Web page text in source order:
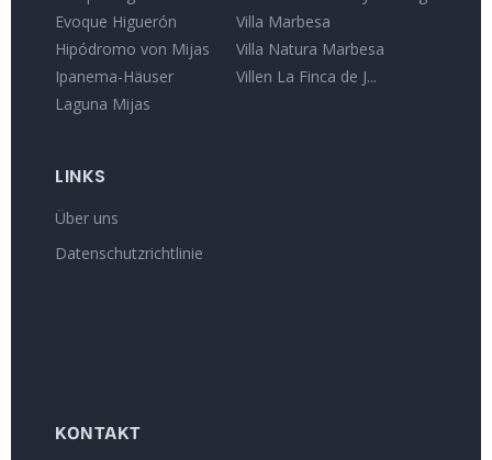
Evoque Higuerón
Hipódromo von Mijas
Ipanema-Häuser
Laguna Mijas
Villa Marbesa
Villa Natura Marbesa
Villen La Finca de J...
LINKS
Über uns
Datenschutzrichtlinie
KONTAKT